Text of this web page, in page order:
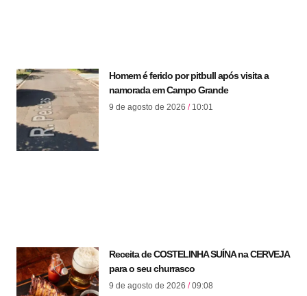
Homem é ferido por pitbull após visita a
namorada em Campo Grande
9 de agosto de 2026 10:01
Receita de COSTELINHA SUÍNA na CERVEJA
para o seu churrasco
9 de agosto de 2026 09:08